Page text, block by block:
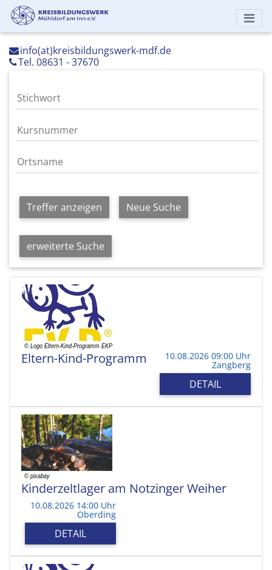
info(at)kreisbildungswerk-mdf.de
Tel. 08631 - 37670
Treffer anzeigen Neue Suche
erweiterte Suche
Eltern-Kind-Programm 10.08.2026 09:00 Uhr
Zangberg
DETAIL
Kinderzeltlager am Notzinger Weiher
10.08.2026 14:00 Uhr
Oberding
DETAIL